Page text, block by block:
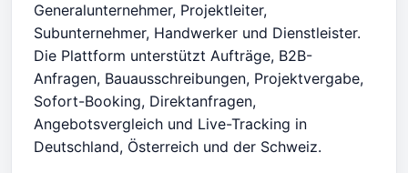
Generalunternehmer, Projektleiter,
Subunternehmer, Handwerker und Dienstleister.
Die Plattform unterstützt Aufträge, B2B-
Anfragen, Bauausschreibungen, Projektvergabe,
Sofort-Booking, Direktanfragen,
Angebotsvergleich und Live-Tracking in
Deutschland, Österreich und der Schweiz.